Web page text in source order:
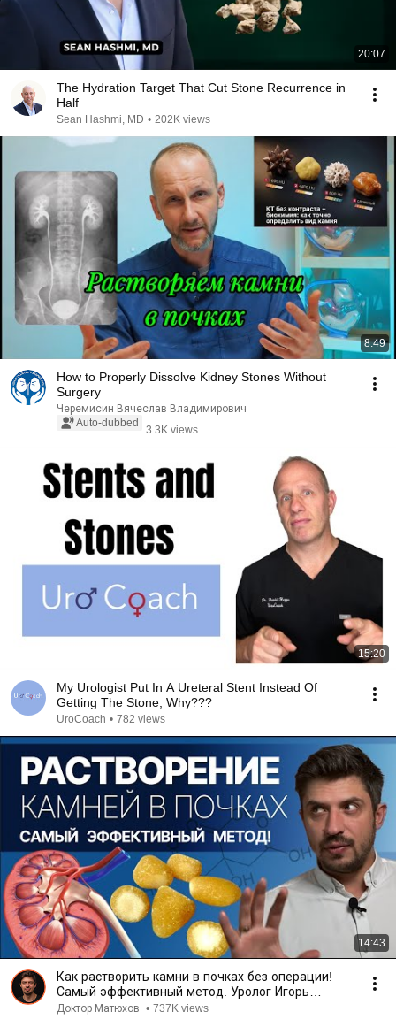
20:07
The Hydration Target That Cut Stone Recurrence in
Half
Sean Hashmi, MD • 202K views
8:49
How to Properly Dissolve Kidney Stones Without
Surgery
Черемисин Вячеслав Владимирович
Auto-dubbed
3.3K views
15:20
My Urologist Put In A Ureteral Stent Instead Of
Getting The Stone, Why???
UroCoach • 782 views
14:43
Как растворить камни в почках без операции!
Самый эффективный метод. Уролог Игорь
Матюхов
Доктор Матюхов • 737K views